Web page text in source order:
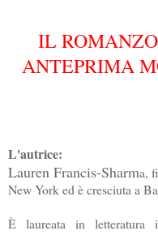
IL
ANTEPRIMA
L'autrice:
Lauren Francis-Sharma,
New York ed è cresciuta a
È laureata in letteratura